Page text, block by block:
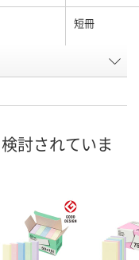
短冊
EN03178
）
カゴへ
討されていま